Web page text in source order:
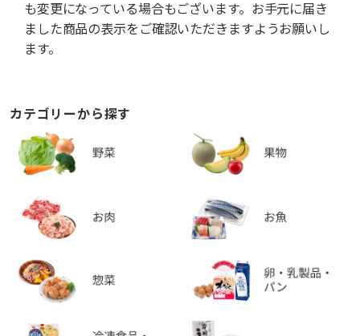
も変更になっている場合もございます。お手元に届き
ました商品の表示をご確認いただきますようお願いし
ます。
カテゴリーから探す